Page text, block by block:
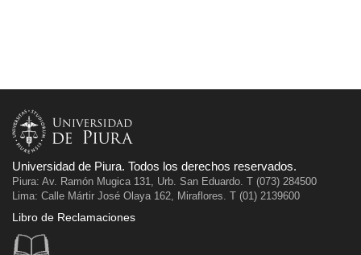
Universidad de Piura. Todos los derechos reservados.
Piura: Av. Ramón Mugica 131, Urb. San Eduardo. T (073) 284500
Lima: Calle Mártir José Olaya 162, Miraflores. T (01) 2139600
Libro de Reclamaciones